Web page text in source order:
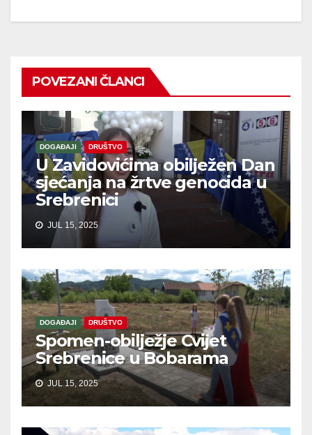
POVEZANI ČLANCI
DOGAĐAJI DRUŠTVO
U Zavidovićima obilježen Dan
sjećanja na žrtve genocida u
Srebrenici
JUL 15, 2025
DOGAĐAJI DRUŠTVO
Spomen-obilježje Cvijet
Srebrenice u Bobarama
JUL 15, 2025